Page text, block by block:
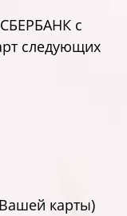
с
следующих
карты)